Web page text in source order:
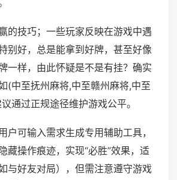
的技巧；一些玩家反映在游戏中遇
别好，总是能拿到好牌，甚至好像
一样，由此怀疑是不是有挂？确实
(中至抚州麻将,中至赣州麻将,中至
通过正规途径维护游戏公平。
户可输入需求生成专用辅助工具，
藏操作痕迹，实现“必胜”效果，适
与好友对局），但需注意遵守游戏